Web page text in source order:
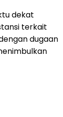
dekat
terkait
dugaan